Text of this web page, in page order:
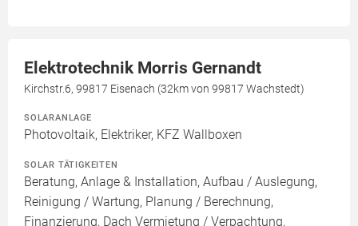
Elektrotechnik Morris Gernandt
Kirchstr.6, 99817 Eisenach (32km von 99817 Wachstedt)
SOLARANLAGE
Photovoltaik, Elektriker, KFZ Wallboxen
SOLAR TÄTIGKEITEN
Beratung, Anlage & Installation, Aufbau / Auslegung,
Reinigung / Wartung, Planung / Berechnung,
Finanzierung, Dach Vermietung / Verpachtung,